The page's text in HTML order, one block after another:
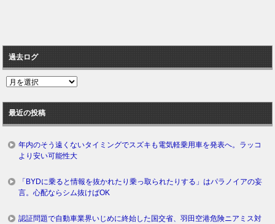
過去ログ
過
ロ
グ
最近の投稿
年内のそう遠くないタイミングでスズキも電気軽乗用車を発表へ。ラッコ
より安い可能性大
「BYDに乗ると情報を抜かれたり乗っ取られたりする」はパラノイアの妄
言。心配ならシム抜けばOK
認証問題で自動車業界いじめに終始した国交省、羽田空港危険ニアミス対